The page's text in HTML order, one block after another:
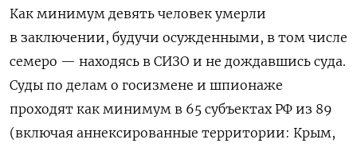
Как минимум девять человек умерли
в заключении, будучи осужденными, в том числе
семеро — находясь в СИЗО и не дождавшись суда.
Суды по делам о госизмене и шпионаже
проходят как минимум в 65 субъектах РФ из 89
(включая аннексированные территории: Крым,